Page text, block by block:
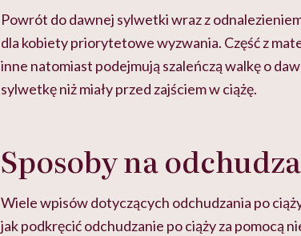
Powrót do dawnej sylwetki wraz z
dla kobiety priorytetowe wyzwania. Część z
inne natomiast podejmują szaleńczą walkę o
sylwetkę niż miały przed zajściem w ciążę.
Sposoby na
Wiele wpisów dotyczących odchudzania po
jak podkręcić odchudzanie po ciąży za pomocą